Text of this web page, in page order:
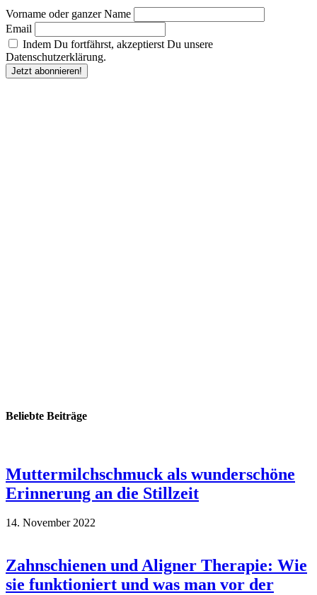
Vorname oder ganzer Name
Email
Indem Du fortfährst, akzeptierst Du unsere
Datenschutzerklärung.
Beliebte Beiträge
Muttermilchschmuck als wunderschöne
Erinnerung an die Stillzeit
14. November 2022
Zahnschienen und Aligner Therapie: Wie
sie funktioniert und was man vor der